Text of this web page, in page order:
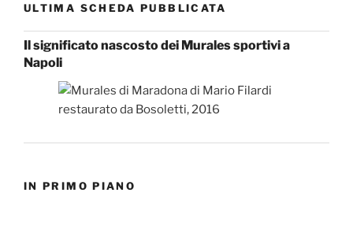
ULTIMA SCHEDA PUBBLICATA
Il significato nascosto dei Murales sportivi a
Napoli
IN PRIMO PIANO